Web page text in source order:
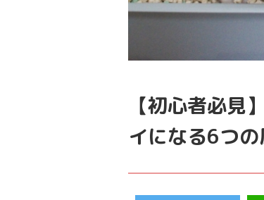
【初心者必見
イになる6つ